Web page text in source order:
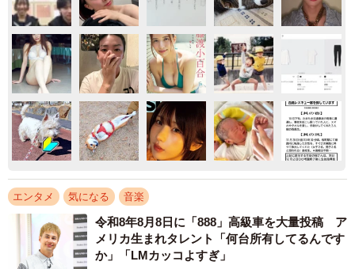
エンタメ 気になる 音楽
令和8年8月8日に「888」高級車を大量投稿 ア
メリカ生まれタレント「何台所有してるんです
か」「LMカッコよすぎ」